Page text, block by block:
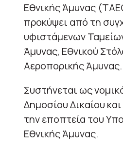
Εθνικής Άμυνας
προκύψει από τη
υφιστάμενων
Άμυνας, Εθνικού
Αεροπορικής Άμυνας.
Συστήνεται ως
Δημοσίου Δικαίου
την εποπτεία του
Εθνικής Άμυνας.